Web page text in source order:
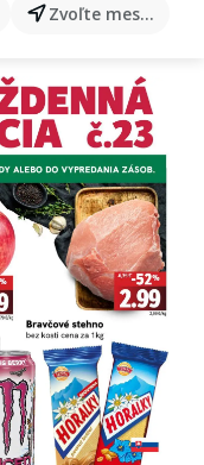
Zvoľte mesto